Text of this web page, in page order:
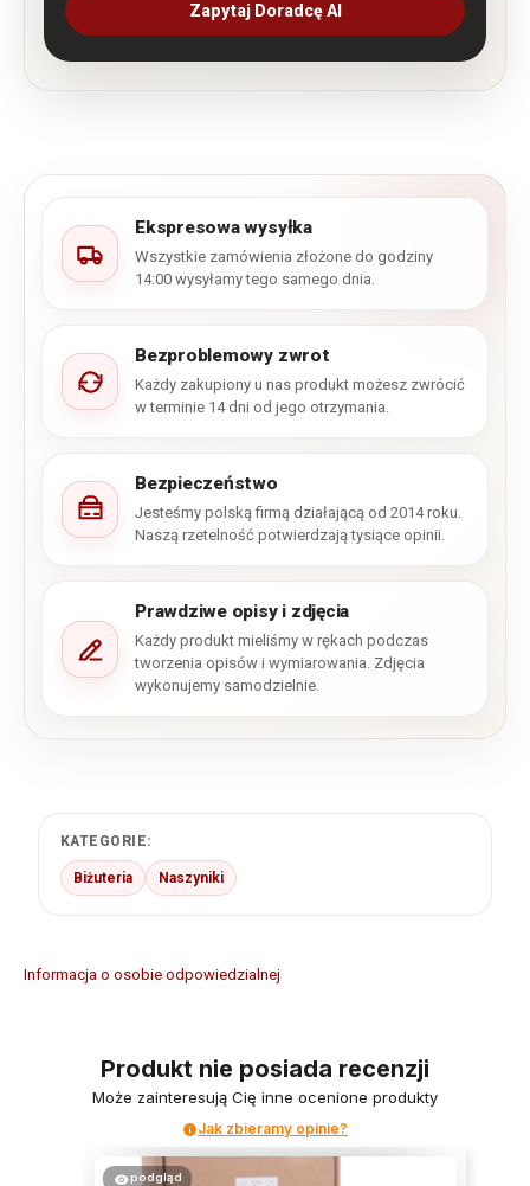
Zapytaj Doradcę AI
Ekspresowa wysyłka
Wszystkie zamówienia złożone do godziny
14:00 wysyłamy tego samego dnia.
Bezproblemowy zwrot
Każdy zakupiony u nas produkt możesz zwrócić
w terminie 14 dni od jego otrzymania.
Bezpieczeństwo
Jesteśmy polską firmą działającą od 2014 roku.
Naszą rzetelność potwierdzają tysiące opinii.
Prawdziwe opisy i zdjęcia
Każdy produkt mieliśmy w rękach podczas
tworzenia opisów i wymiarowania. Zdjęcia
wykonujemy samodzielnie.
KATEGORIE:
Biżuteria Naszyniki
Informacja o osobie odpowiedzialnej
Produkt nie posiada recenzji
Może zainteresują Cię inne ocenione produkty
Jak zbieramy opinie?
podgląd